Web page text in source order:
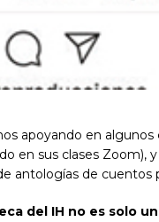
apoyando en algunos
en sus clases Zoom),
antologías de cuentos
del IH no es solo